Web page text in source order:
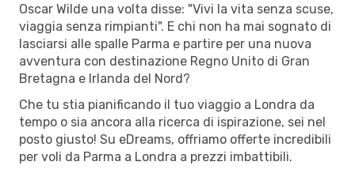
Oscar Wilde una volta disse: "Vivi la vita senza scuse,
viaggia senza rimpianti". E chi non ha mai sognato di
lasciarsi alle spalle Parma e partire per una nuova
avventura con destinazione Regno Unito di Gran
Bretagna e Irlanda del Nord?
Che tu stia pianificando il tuo viaggio a Londra da
tempo o sia ancora alla ricerca di ispirazione, sei nel
posto giusto! Su eDreams, offriamo offerte incredibili
per voli da Parma a Londra a prezzi imbattibili.